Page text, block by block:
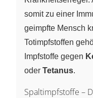
somit zu einer
geimpfte Mensch
Totimpfstoffen
Impfstoffe gegen
oder Tetanus.
Spaltimpfstoffe –